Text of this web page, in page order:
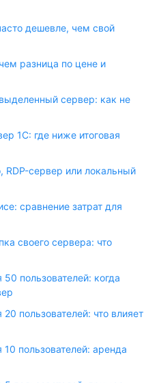
дешевле, чем свой
разница по цене и
сервер: как не
1С: где ниже итоговая
RDP-сервер или локальный
сравнение затрат для
своего сервера: что
пользователей: когда
пользователей: что влияет
пользователей: аренда